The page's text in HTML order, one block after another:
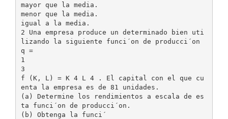
mayor que la media.
menor que la media.
igual a la media.
2 Una empresa produce un determinado bien uti
lizando la siguiente funci´on de producci´on
q =
1
3
f (K, L) = K 4 L 4 . El capital con el que cu
enta la empresa es de 81 unidades.
(a) Determine los rendimientos a escala de es
ta funci´on de producci´on.
(b) Obtenga la funci´